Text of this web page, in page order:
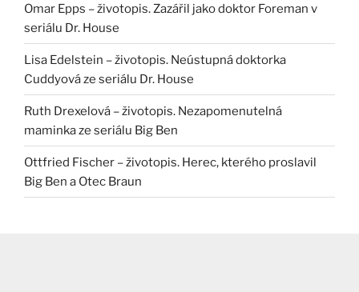
Omar Epps – životopis. Zazářil jako doktor Foreman v
seriálu Dr. House
Lisa Edelstein – životopis. Neústupná doktorka
Cuddyová ze seriálu Dr. House
Ruth Drexelová – životopis. Nezapomenutelná
maminka ze seriálu Big Ben
Ottfried Fischer – životopis. Herec, kterého proslavil
Big Ben a Otec Braun